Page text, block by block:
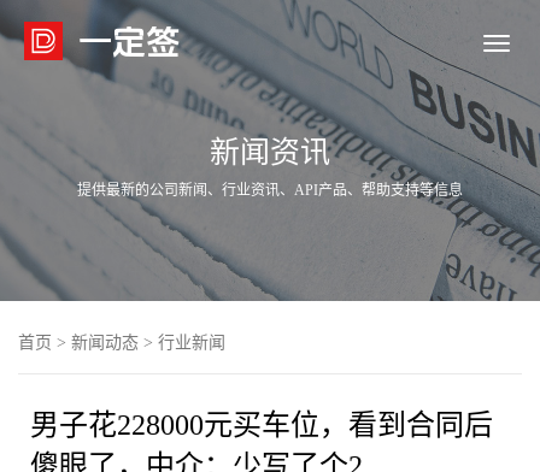

新闻资讯
提供最新的公司新闻、行业资讯、API产品、帮助支持等信息
首页 > 新闻动态 > 行业新闻
男子花228000元买车位，看到合同后